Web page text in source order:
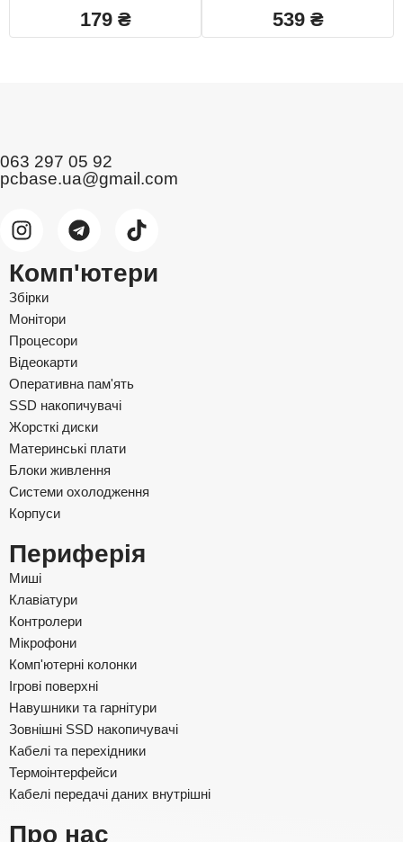
179 ₴ 539 ₴
063 297 05 92
pcbase.ua@gmail.com
Комп'ютери
Збірки
Монітори
Процесори
Відеокарти
Оперативна пам'ять
SSD накопичувачі
Жорсткі диски
Материнські плати
Блоки живлення
Системи охолодження
Корпуси
Периферія
Миші
Клавіатури
Контролери
Мікрофони
Комп'ютерні колонки
Ігрові поверхні
Навушники та гарнітури
Зовнішні SSD накопичувачі
Кабелі та перехідники
Термоінтерфейси
Кабелі передачі даних внутрішні
Про нас